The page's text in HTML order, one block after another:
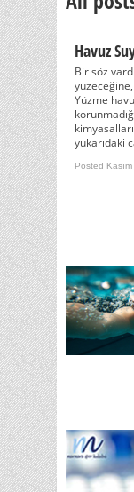
Havuz
Bir söz
Yüzme
yukarıdaki
Posted